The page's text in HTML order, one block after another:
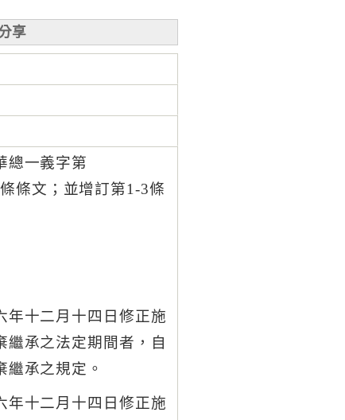
享
總一義字第
條文；並增訂第1-3條
年十二月十四日修正施
繼承之法定期間者，自
承之規定。
年十二月十四日修正施